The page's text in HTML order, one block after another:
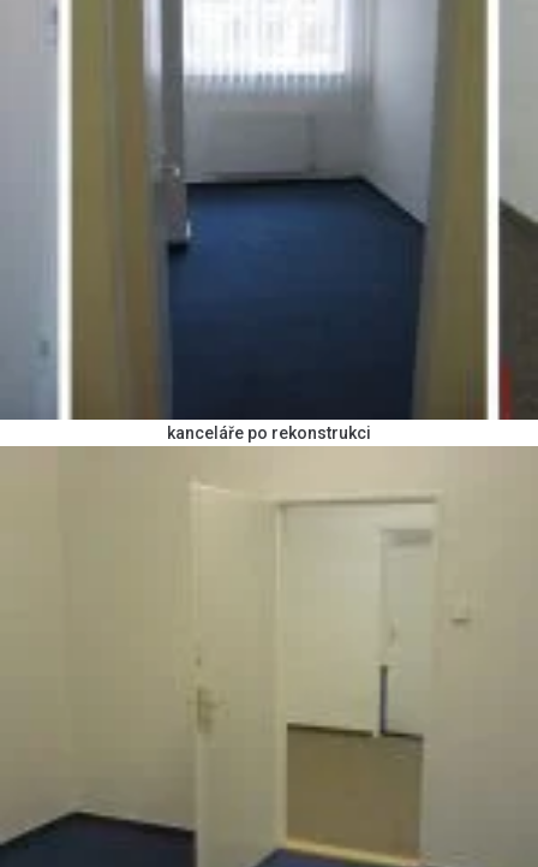
kanceláře po rekonstrukci